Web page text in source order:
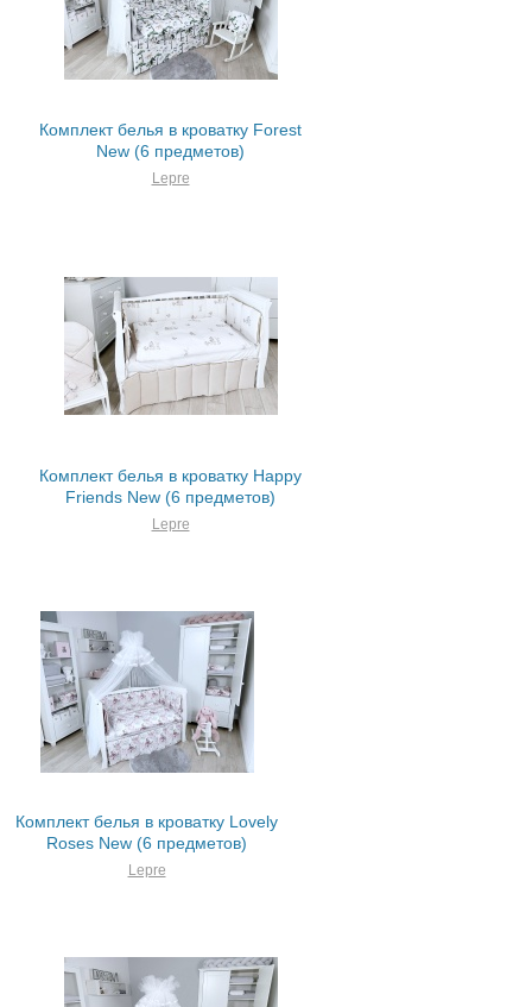
Комплект белья в кроватку Forest
New (6 предметов)
Lepre
Комплект белья в кроватку Happy
Friends New (6 предметов)
Lepre
Комплект белья в кроватку Lovely
Roses New (6 предметов)
Lepre